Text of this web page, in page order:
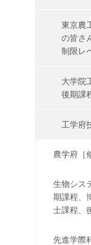
東京農
の皆さ
制限レ
大学院
後期課
工学府
農学府［
生物シス
期課程、
士課程、
先進学際